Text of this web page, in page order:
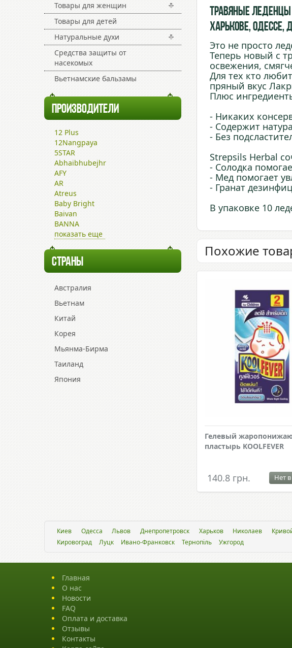
Товары для женщин
Товары для детей
Натуральные духи
Средства защиты от
насекомых
Вьетнамские бальзамы
ПРОИЗВОДИТЕЛИ
12 Plus
12Nangpaya
5STAR
Abhaibhubejhr
AFY
AR
Atreus
Baby Bright
Baivan
BANNA
показать еще
СТРАНЫ
Австралия
Вьетнам
Китай
Корея
Мьянма-Бирма
Таиланд
Япония
Травяные леденцы
Харькове, Одессе,
Это не просто
Теперь новый с
освежения,
Для тех кто
пряный вкус
Плюс
- Никаких
- Содержит
- Без
Strepsils Herbal
- Солодка
- Мед помогает
- Гранат
В упаковке 10
Похожие
Гелевый
пластырь KOOLFEVER
140.8 грн. Нет
Киев Одесса Львов Днепропетровск Харьков Николаев
Кировоград
Луцк Ивано-Франковск Тернопіль Ужгород
Главная
О нас
Новости
FAQ
Оплата и доставка
Отзывы
Контакты